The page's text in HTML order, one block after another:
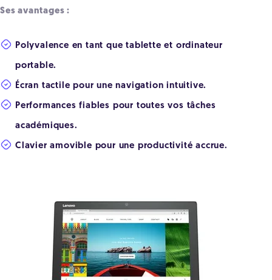
Ses avantages :
Polyvalence en tant que tablette et ordinateur
portable.
Écran tactile pour une navigation intuitive.
Performances fiables pour toutes vos tâches
académiques.
Clavier amovible pour une productivité accrue.